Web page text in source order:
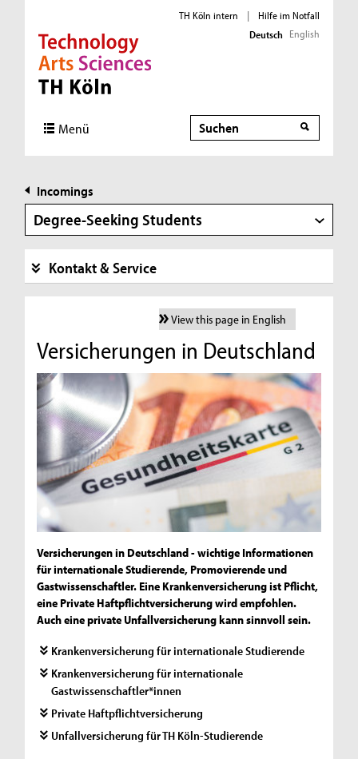
Direkt zur Hauptnavigation
Direkt zur Subnavigation
Direkt zum Inhalt
Direkt zum Fußbereich
TH Köln intern |
Hilfe im Notfall
Deutsch English
Menü Suche
Incomings
Degree-Seeking Students
Kontakt & Service
View this page in English
Versicherungen in Deutschland
Versicherungen in Deutschland - wichtige Informationen
für internationale Studierende, Promovierende und
Gastwissenschaftler. Eine Krankenversicherung ist Pflicht,
eine Private Haftpflichtversicherung wird empfohlen.
Auch eine private Unfallversicherung kann sinnvoll sein.
Krankenversicherung für internationale Studierende
Krankenversicherung für internationale
Gastwissenschaftler*innen
Private Haftpflichtversicherung
Unfallversicherung für TH Köln-Studierende